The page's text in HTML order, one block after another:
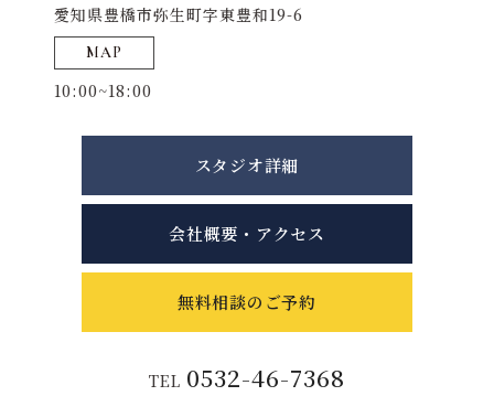
愛知県豊橋市弥生町字東豊和19-6
MAP
10:00~18:00
スタジオ詳細
会社概要・アクセス
無料相談のご予約
TEL 0532-46-7368